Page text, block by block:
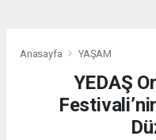
Anasayfa YAŞAM
YEDAŞ